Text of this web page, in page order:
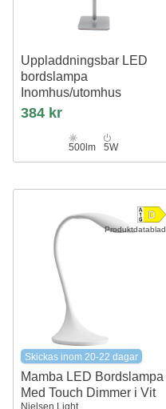
Uppladdningsbar LED
bordslampa
Inomhus/utomhus
Silver, touch dimbar, CCT, IP54
utomhus bordslampa
384 kr
500lm 5W
Produktdatablad
Skickas inom 20-22 dagar
Mamba LED Bordslampa
Med Touch Dimmer i Vit
Nielsen Light